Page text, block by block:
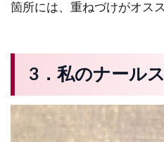
箇所には、重ねづけがオスス
3．私のナール